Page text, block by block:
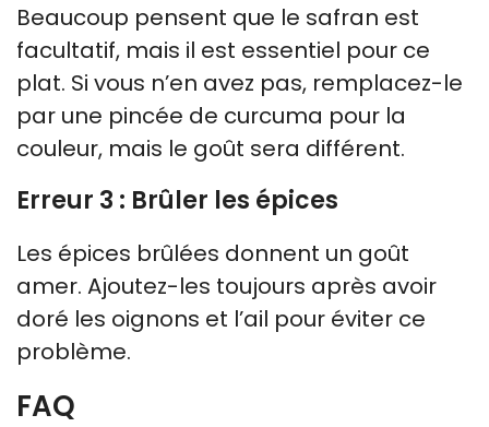
Beaucoup pensent que le safran est
facultatif, mais il est essentiel pour ce
plat. Si vous n’en avez pas, remplacez-le
par une pincée de curcuma pour la
couleur, mais le goût sera différent.
Erreur 3 : Brûler les épices
Les épices brûlées donnent un goût
amer. Ajoutez-les toujours après avoir
doré les oignons et l’ail pour éviter ce
problème.
FAQ